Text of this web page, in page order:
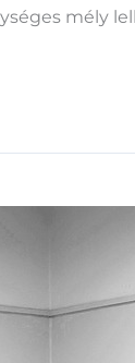
mély